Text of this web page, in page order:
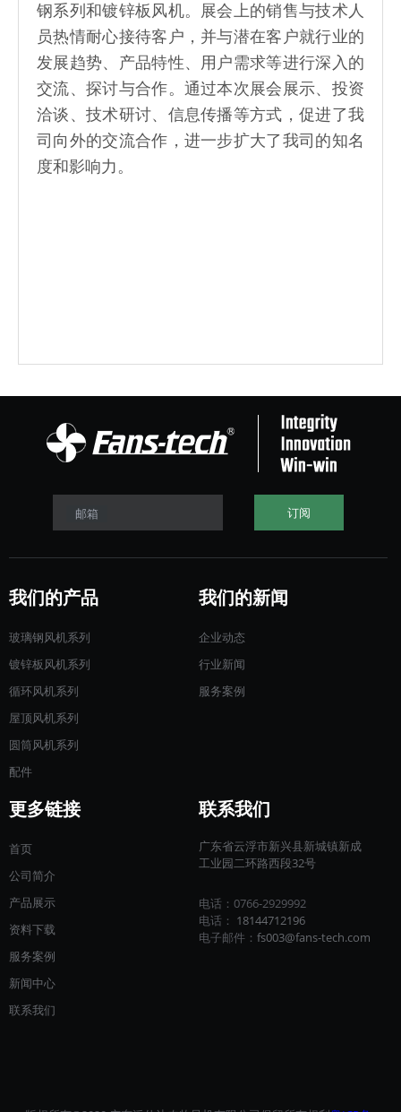
钢系列和镀锌板风机。展会上的销售与技术人
员热情耐心接待客户，并与潜在客户就行业的
发展趋势、产品特性、用户需求等进行深入的
交流、探讨与合作。通过本次展会展示、投资
洽谈、技术研讨、信息传播等方式，促进了我
司向外的交流合作，进一步扩大了我司的知名
度和影响力。
邮箱 订阅
我们的产品
玻璃钢风机系列
镀锌板风机系列
循环风机系列
屋顶风机系列
圆筒风机系列
配件
我们的新闻
企业动态
行业新闻
服务案例
更多链接
首页
公司简介
产品展示
资料下载
服务案例
新闻中心
联系我们
联系我们
广东省云浮市新兴县新城镇新成
工业园二环路西段32号
电话：0766-2929992
电话： 18144712196​​​​​​​
电子邮件： fs003@fans-tech.com